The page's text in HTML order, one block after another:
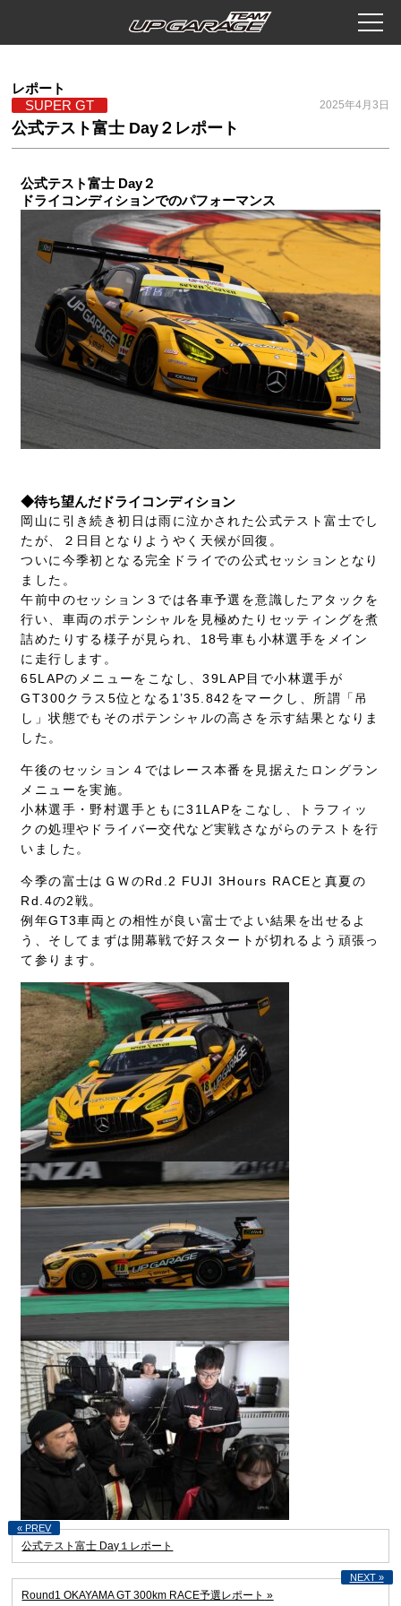
レポート
SUPER GT
公式テスト富士 Day２レポート
2025年4月3日
公式テスト富士 Day２
ドライコンディションでのパフォーマンス
◆待ち望んだドライコンディション
岡山に引き続き初日は雨に泣かされた公式テスト富士でし
たが、２日目となりようやく天候が回復。
ついに今季初となる完全ドライでの公式セッションとなり
ました。
午前中のセッション３では各車予選を意識したアタックを
行い、車両のポテンシャルを見極めたりセッティングを煮
詰めたりする様子が見られ、18号車も小林選手をメイン
に走行します。
65LAPのメニューをこなし、39LAP目で小林選手が
GT300クラス5位となる1’35.842をマークし、所謂「吊
し」状態でもそのポテンシャルの高さを示す結果となりま
した。
午後のセッション４ではレース本番を見据えたロングラン
メニューを実施。
小林選手・野村選手ともに31LAPをこなし、トラフィッ
クの処理やドライバー交代など実戦さながらのテストを行
いました。
今季の富士はＧＷのRd.2 FUJI 3Hours RACEと真夏の
Rd.4の2戦。
例年GT3車両との相性が良い富士でよい結果を出せるよ
う、そしてまずは開幕戦で好スタートが切れるよう頑張っ
て参ります。
公式テスト富士 Day１レポート
Round1 OKAYAMA GT 300km RACE予選レポート